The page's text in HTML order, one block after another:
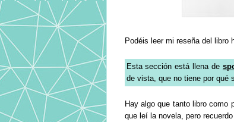
Podéis leer mi reseña del libro
Esta sección está llena de
de vista, que no tiene por qué
Hay algo que tanto libro como
que leí la novela, pero